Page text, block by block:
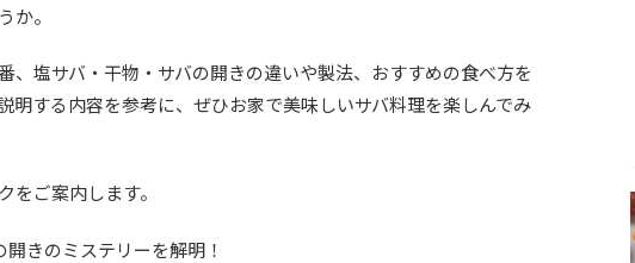
か。
、塩サバ・干物・サバの開きの違いや製法、おすすめの食べ方を
明する内容を参考に、ぜひお家で美味しいサバ料理を楽しんでみ
をご案内します。
きのミステリーを解明！